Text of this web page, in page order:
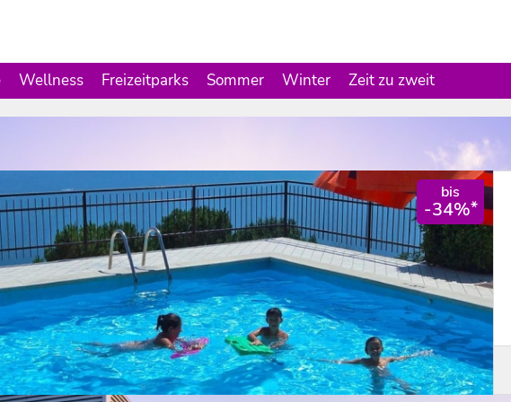
Wellness Freizeitparks Sommer Winter Zeit zu zweit
bis
-34%*